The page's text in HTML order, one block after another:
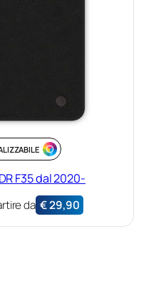
F35 dal 2020-
da €29,90